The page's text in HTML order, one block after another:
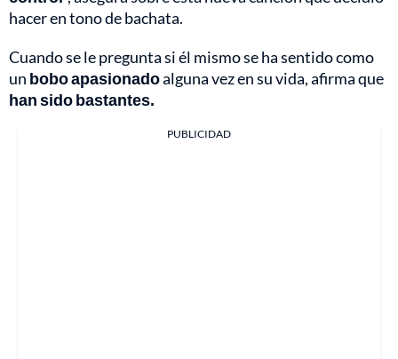
hacer en tono de bachata.
Cuando se le pregunta si él mismo se ha sentido como
un bobo apasionadoalguna vez en su vida, afirma que
han sido bastantes.
PUBLICIDAD